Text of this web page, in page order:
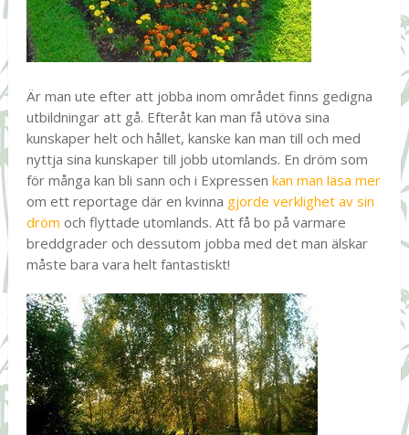
Är man ute efter att jobba inom området finns gedigna
utbildningar att gå. Efteråt kan man få utöva sina
kunskaper helt och hållet, kanske kan man till och med
nyttja sina kunskaper till jobb utomlands. En dröm som
för många kan bli sann och i Expressen kan man läsa mer
om ett reportage där en kvinna gjorde verklighet av sin
dröm och flyttade utomlands. Att få bo på varmare
breddgrader och dessutom jobba med det man älskar
måste bara vara helt fantastiskt!